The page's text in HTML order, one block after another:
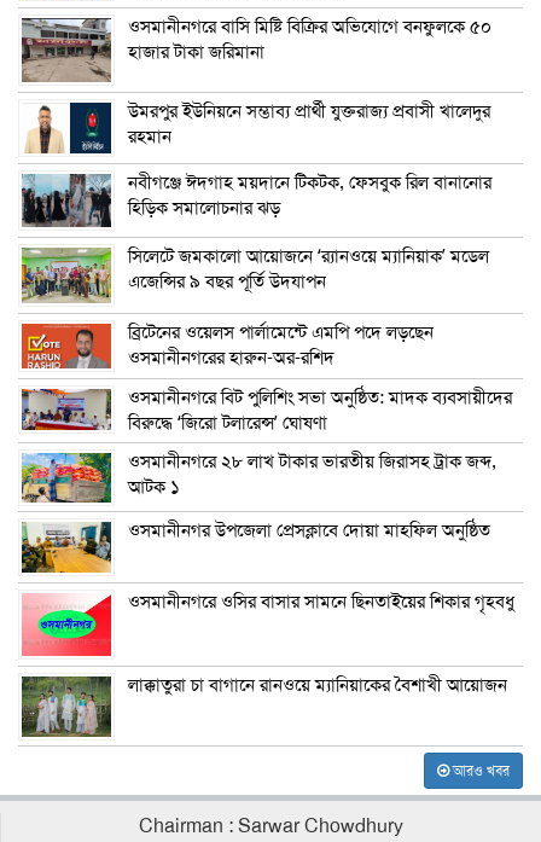
ওসমানীনগরে বাসি মিষ্টি বিক্রির অভিযোগে বনফুলকে ৫০
হাজার টাকা জরিমানা
উমরপুর ইউনিয়নে সম্ভাব্য প্রার্থী যুক্তরাজ্য প্রবাসী খালেদুর
রহমান
নবীগঞ্জে ঈদগাহ ময়দানে টিকটক, ফেসবুক রিল বানানোর
হিড়িক সমালোচনার ঝড়
সিলেটে জমকালো আয়োজনে ‘র‍্যানওয়ে ম্যানিয়াক’ মডেল
এজেন্সির ৯ বছর পূর্তি উদযাপন
ব্রিটেনের ওয়েলস পার্লামেন্টে এমপি পদে লড়ছেন
ওসমানীনগরের হারুন-অর-রশিদ
ওসমানীনগরে বিট পুলিশিং সভা অনুষ্ঠিত: মাদক ব্যবসায়ীদের
বিরুদ্ধে ‘জিরো টলারেন্স’ ঘোষণা
ওসমানীনগরে ২৮ লাখ টাকার ভারতীয় জিরাসহ ট্রাক জব্দ,
আটক ১
ওসমানীনগর উপজেলা প্রেসক্লাবে দোয়া মাহফিল অনুষ্ঠিত
ওসমানীনগরে ওসির বাসার সামনে ছিনতাইয়ের শিকার গৃহবধু
লাক্কাতুরা চা বাগানে রানওয়ে ম্যানিয়াকের বৈশাখী আয়োজন
আরও খবর
Chairman : Sarwar Chowdhury